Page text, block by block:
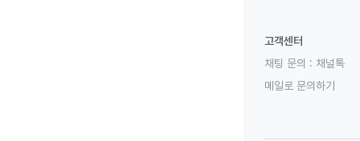
고객센터
채팅 문의 : 채널톡
메일로 문의하기